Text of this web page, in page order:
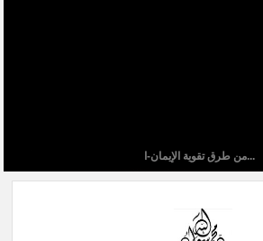
من طرق تقوية الإيمان-ا...